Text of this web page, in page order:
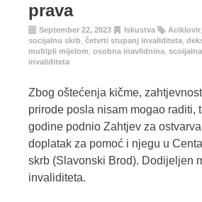
prava
September 22, 2023 Iskustva Aciklovir
socijalnu skrb četvrti stupanj invaliditeta
multipli mijelom osobna inavlidnina
invaliditeta
Zbog oštećenja kičme,
prirode posla nisam mogao raditi,
godine podnio Zahtjev za
doplatak za pomoć i njegu u
skrb (Slavonski Brod). Dodijeljen
invaliditeta.